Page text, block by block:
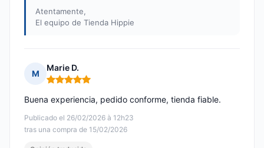
Atentamente,
El equipo de Tienda Hippie
M
Marie D.
Nota: 5 de 5
Publicado el 26/02/2026 à 12h23
tras una compra de 15/02/2026
Buena experiencia, pedido conforme, tienda fiable.